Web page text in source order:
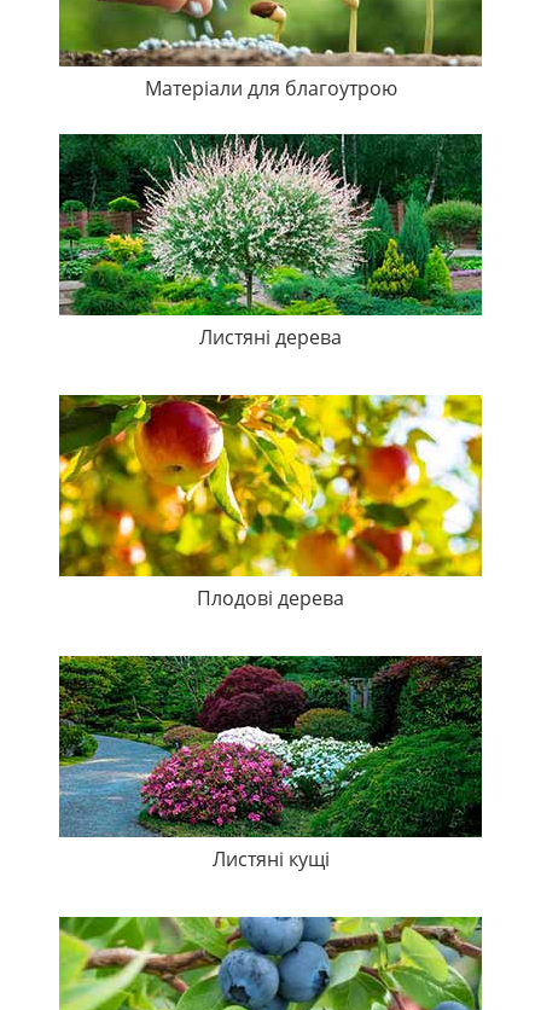
Матеріали для благоутрою
Листяні дерева
Плодові дерева
Листяні кущі